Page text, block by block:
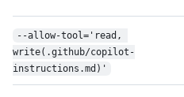
--allow-tool='read,
write(.github/copilot-
instructions.md)'